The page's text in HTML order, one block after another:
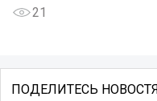
21
ПОДЕЛИТЕСЬ